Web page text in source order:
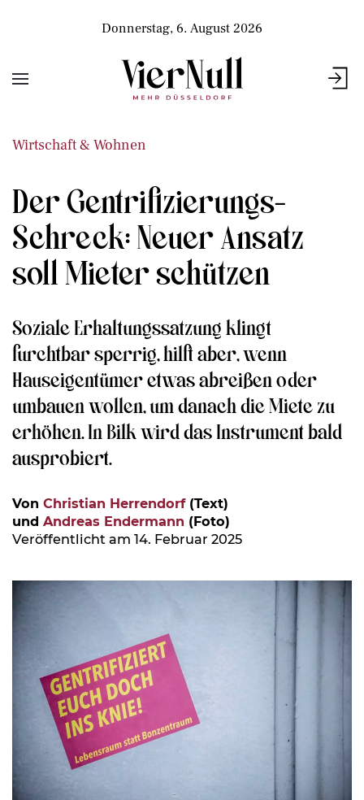
Donnerstag, 6. August 2026
Wirtschaft & Wohnen
Der Gentrifizierungs-
Schreck: Neuer Ansatz
soll Mieter schützen
Soziale Erhaltungssatzung klingt
furchtbar sperrig, hilft aber, wenn
Hauseigentümer etwas abreißen oder
umbauen wollen, um danach die Miete zu
erhöhen. In Bilk wird das Instrument bald
ausprobiert.
Von Christian Herrendorf(Text)
und Andreas Endermann (Foto)
Veröffentlicht am 14. Februar 2025